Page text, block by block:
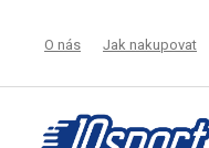
O nás Jak nakupovat